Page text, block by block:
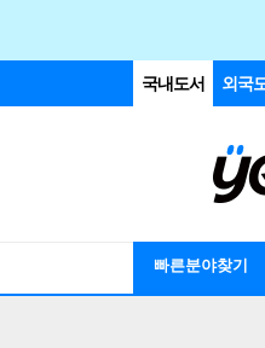
국내도서 외국
빠른분야찾기